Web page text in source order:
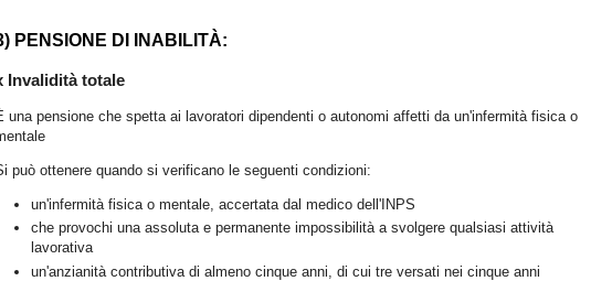
PENSIONE DI INABILITÀ:
Invalidità totale
una pensione che spetta ai lavoratori dipendenti o autonomi affetti da un'infermità fisica o
può ottenere quando si verificano le seguenti condizioni:
un'infermità fisica o mentale, accertata dal medico dell'INPS
che provochi una assoluta e permanente impossibilità a svolgere qualsiasi attività
lavorativa
un'anzianità contributiva di almeno cinque anni, di cui tre versati nei cinque anni